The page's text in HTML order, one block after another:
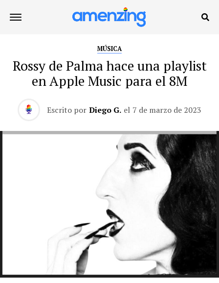
MÚSICA
Rossy de Palma hace una playlist
en Apple Music para el 8M
Escrito por Diego G. el 7 de marzo de 2023